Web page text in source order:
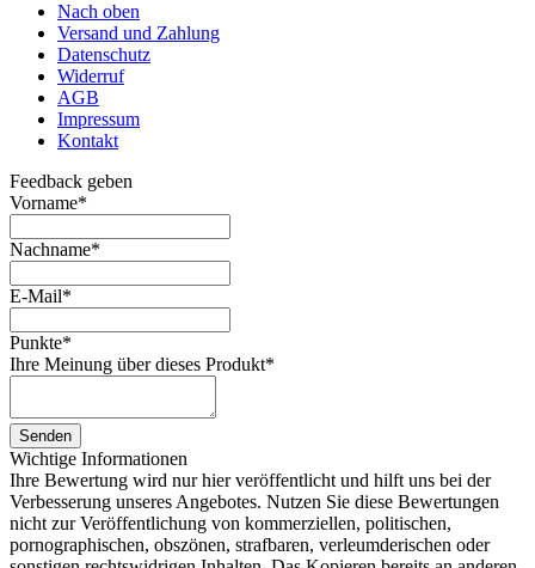
Nach oben
Versand und Zahlung
Datenschutz
Widerruf
AGB
Impressum
Kontakt
Feedback geben
Vorname*
Nachname*
E-Mail*
Punkte*
Ihre Meinung über dieses Produkt*
Senden
Wichtige Informationen
Ihre Bewertung wird nur hier veröffentlicht und hilft uns bei der
Verbesserung unseres Angebotes. Nutzen Sie diese Bewertungen
nicht zur Veröffentlichung von kommerziellen, politischen,
pornographischen, obszönen, strafbaren, verleumderischen oder